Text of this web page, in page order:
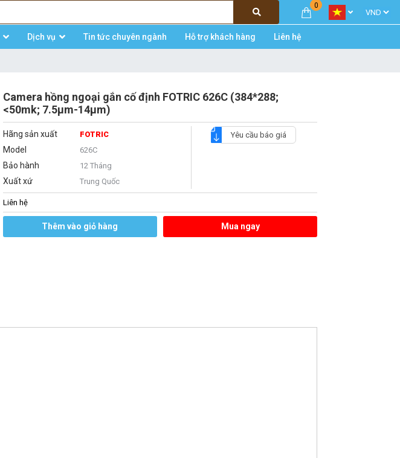
0
Dịch vụ Tin tức chuyên ngành Hỗ trợ khách hàng Liên hệ
Camera hồng ngoại gắn cố định FOTRIC 626C (384*288;
<50mk; 7.5μm-14μm)
Hãng sản xuất FOTRIC
Model 626C
Bảo hành 12 Tháng
Xuất xứ Trung Quốc
Yêu cầu báo giá
Liên hệ
Thêm vào giỏ hàng Mua ngay